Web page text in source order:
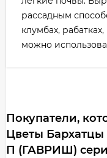
рассадным
клумбах,
можно
Покупатели,
Цветы
П (ГАВРИШ)